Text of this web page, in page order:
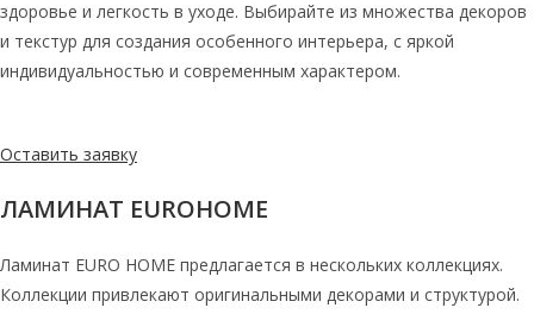
здоровье и легкость в уходе. Выбирайте из множества декоров
и текстур для создания особенного интерьера, с яркой
индивидуальностью и современным характером.
Оставить заявку
ЛАМИНАТ EUROHOME
Ламинат EURO HOME предлагается в нескольких коллекциях.
Коллекции привлекают оригинальными декорами и структурой.